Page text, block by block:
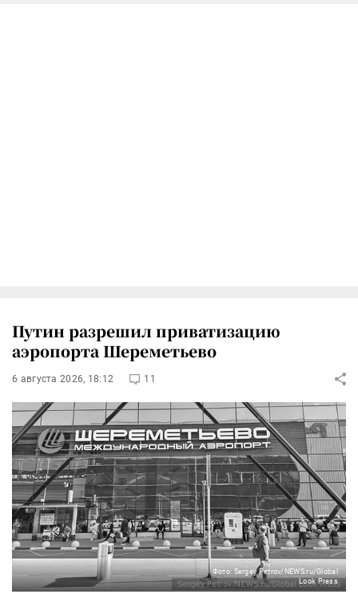
Путин разрешил приватизацию
аэропорта Шереметьево
6 августа 2026, 18:12 11
Фото: Sergey Petrov/NEWS.ru/Global
Look Press